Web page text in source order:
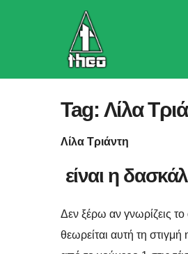
Tag: Λίλα
Λίλα Τριάντη
είναι η
Δεν ξέρω αν γνωρίζεις
θεωρείται αυτή τη στιγμή